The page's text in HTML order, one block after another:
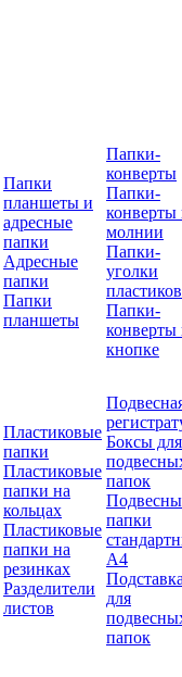
Папки
планшеты и
адресные
папки
Адресные
папки
Папки
планшеты
Папки-
конверты
Папки-
конверты
молнии
Папки-
уголки
Папки-
конверты
кнопке
Пластиковые
папки
Пластиковые
папки на
кольцах
Пластиковые
папки на
резинках
Разделители
листов
Боксы для
папок
папки
А4
для
папок